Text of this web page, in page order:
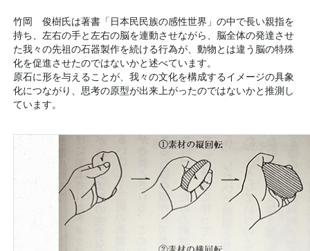
竹岡 俊樹氏は著書「日本民民族の感性世界」の中で長い親指を
持ち、左右の手と左右の脳を連動させながら、脳全体の発達させ
た我々の先祖の石器製作を続ける行為が、動物とは違う脳の特殊
化を促進させたのではないかと述べています。
原石に形を与えることが、我々の文化を構成するイメージの具象
化につながり、思考の原型が出来上がったのではないかと推測し
ています。